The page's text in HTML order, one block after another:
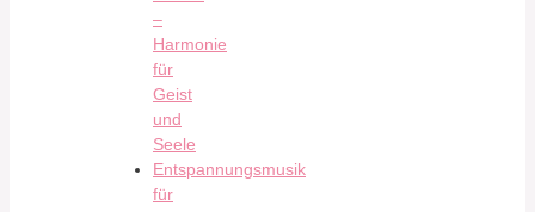
–
Harmonie
für
Geist
und
Seele
Entspannungsmusik
für